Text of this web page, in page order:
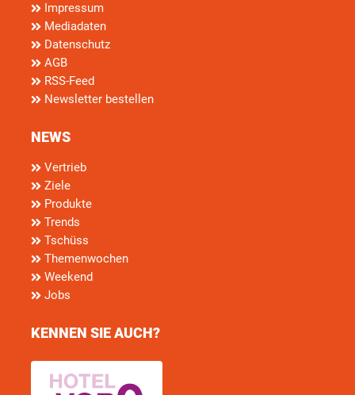
Impressum
Mediadaten
Datenschutz
AGB
RSS-Feed
Newsletter bestellen
NEWS
Vertrieb
Ziele
Produkte
Trends
Tschüss
Themenwochen
Weekend
Jobs
KENNEN SIE AUCH?